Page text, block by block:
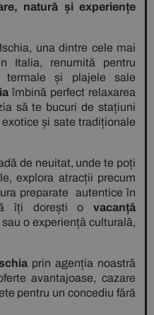
natură și experiențe
una dintre cele mai
Italia, renumită pentru
termale și plajele sale
îmbină perfect relaxarea
să te bucuri de stațiuni
și sate tradiționale
de neuitat, unde te poți
explora atracții precum
preparate autentice în
îți dorești o vacanță
o experiență culturală,
prin agenția noastră
avantajoase, cazare
pentru un concediu fără